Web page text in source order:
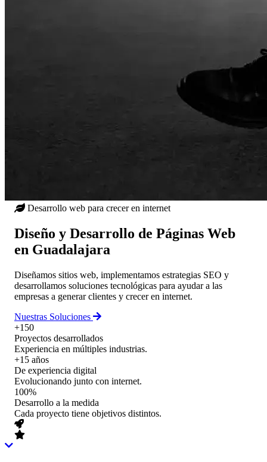
Desarrollo web para crecer en internet
Diseño y Desarrollo de Páginas Web
en Guadalajara
Diseñamos sitios web, implementamos estrategias SEO y
desarrollamos soluciones tecnológicas para ayudar a las
empresas a generar clientes y crecer en internet.
Nuestras Soluciones
+150
Proyectos desarrollados
Experiencia en múltiples industrias.
+15 años
De experiencia digital
Evolucionando junto con internet.
100%
Desarrollo a la medida
Cada proyecto tiene objetivos distintos.